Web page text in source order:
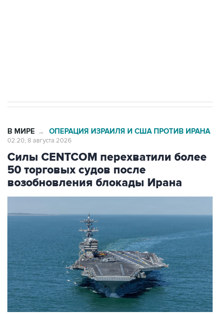
В МИРЕ → ОПЕРАЦИЯ ИЗРАИЛЯ И США ПРОТИВ ИРАНА
02:20, 8 августа 2026
Силы CENTCOM перехватили более
50 торговых судов после
возобновления блокады Ирана